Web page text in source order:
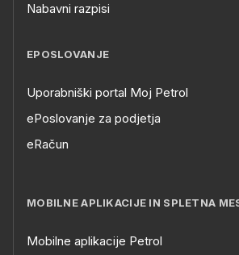
Nabavni razpisi
EPOSLOVANJE
Uporabniški portal Moj Petrol
ePoslovanje za podjetja
eRačun
MOBILNE APLIKACIJE IN SPLETNA
Mobilne aplikacije Petrol